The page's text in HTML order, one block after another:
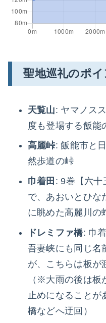
聖地巡礼のポイ
天覧山: ヤマノス
度も登場する飯能
高麗峠: 飯能市と
然歩道の峠
巾着田 : 9巻【六十
で、あおいとひな
に眺めた高麗川の
ドレミファ橋: 巾
吾妻峡にも同じ名
が、こちらは板が
（※大雨の後は板
止めになることが
橋などへ迂回）